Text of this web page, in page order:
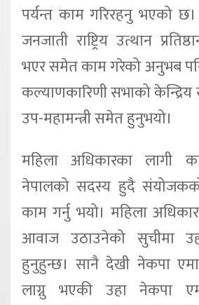
पर्यन्त काम गरिरहनु भएको
जनजाती राष्ट्रिय उत्थान
भएर समेत काम गरेको अनुभब
कल्याणकारिणी सभाको
उप-महामन्त्री समेत हुनुभयो।
महिला अधिकारका लागी
नेपालको सदस्य हुदै
काम गर्नु भयो। महिला
आवाज उठाउनेको सुचीमा
हुनुहुन्छ। सानै देखी नेकपा
लाग्नु भएकी उहा नेकपा